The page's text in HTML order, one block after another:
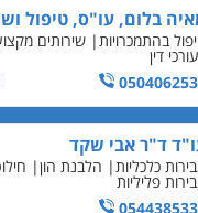
בלום, עו"ס, טיפול
בהתמכרויות שירותים
דין
ד"ר אבי שקד
כלכליות הלבנת הון
פליליות
ארבל פלדמן טען
כי לחשוד, אחמד
בחשד להעברת סם